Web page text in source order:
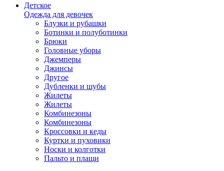
Детское
Одежда для девочек
Блузки и рубашки
Ботинки и полуботинки
Брюки
Головные уборы
Джемперы
Джинсы
Другое
Дубленки и шубы
Жилеты
Жилеты
Комбинезоны
Комбинезоны
Кроссовки и кеды
Куртки и пуховики
Носки и колготки
Пальто и плащи